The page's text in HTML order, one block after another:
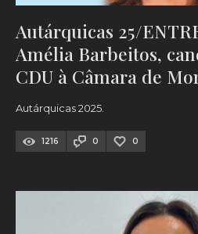
Autárquicas 25/
Amélia Barbeitos,
CDU à Câmara de
Autárquicas 2025.
1216 0 0